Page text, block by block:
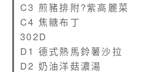
C3 煎豬排附?紫高麗菜
C4 焦糖布丁
302D
D1 德式熱馬鈴薯沙拉
D2 奶油洋菇濃湯